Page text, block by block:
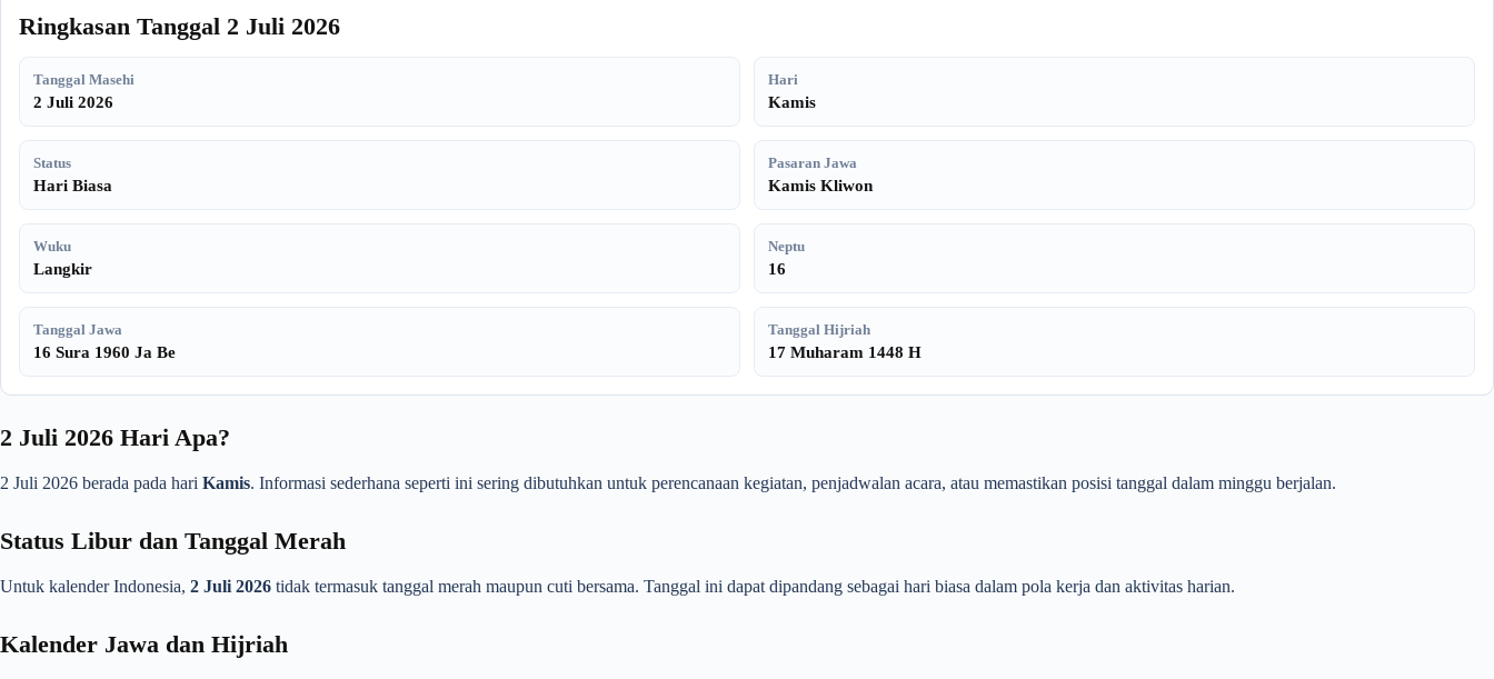
Ringkasan Tanggal 2 Juli 2026
Tanggal Masehi
2 Juli 2026
Hari
Kamis
Status
Hari Biasa
Pasaran Jawa
Kamis Kliwon
Wuku
Langkir
Neptu
16
Tanggal Jawa
16 Sura 1960 Ja Be
Tanggal Hijriah
17 Muharam 1448 H
2 Juli 2026 Hari Apa?
2 Juli 2026 berada pada hari Kamis. Informasi sederhana seperti ini sering dibutuhkan untuk perencanaan kegiatan, penjadwalan acara, atau memastikan posisi tanggal dalam minggu berjalan.
Status Libur dan Tanggal Merah
Untuk kalender Indonesia, 2 Juli 2026 tidak termasuk tanggal merah maupun cuti bersama. Tanggal ini dapat dipandang sebagai hari biasa dalam pola kerja dan aktivitas harian.
Kalender Jawa dan Hijriah